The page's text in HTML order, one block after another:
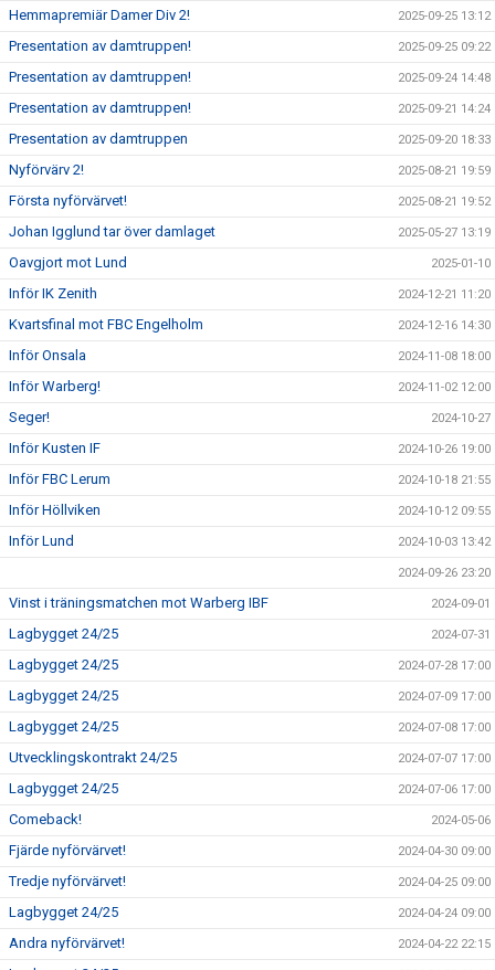
Hemmapremiär Damer Div 2! 2025-09-25 13:12
Presentation av damtruppen! 2025-09-25 09:22
Presentation av damtruppen! 2025-09-24 14:48
Presentation av damtruppen! 2025-09-21 14:24
Presentation av damtruppen 2025-09-20 18:33
Nyförvärv 2! 2025-08-21 19:59
Första nyförvärvet! 2025-08-21 19:52
Johan Igglund tar över damlaget 2025-05-27 13:19
Oavgjort mot Lund 2025-01-10
Inför IK Zenith 2024-12-21 11:20
Kvartsfinal mot FBC Engelholm 2024-12-16 14:30
Inför Onsala 2024-11-08 18:00
Inför Warberg! 2024-11-02 12:00
Seger! 2024-10-27
Inför Kusten IF 2024-10-26 19:00
Inför FBC Lerum 2024-10-18 21:55
Inför Höllviken 2024-10-12 09:55
Inför Lund 2024-10-03 13:42
2024-09-26 23:20
Vinst i träningsmatchen mot Warberg IBF 2024-09-01
Lagbygget 24/25 2024-07-31
Lagbygget 24/25 2024-07-28 17:00
Lagbygget 24/25 2024-07-09 17:00
Lagbygget 24/25 2024-07-08 17:00
Utvecklingskontrakt 24/25 2024-07-07 17:00
Lagbygget 24/25 2024-07-06 17:00
Comeback! 2024-05-06
Fjärde nyförvärvet! 2024-04-30 09:00
Tredje nyförvärvet! 2024-04-25 09:00
Lagbygget 24/25 2024-04-24 09:00
Andra nyförvärvet! 2024-04-22 22:15